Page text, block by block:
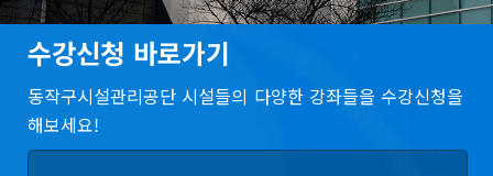
수강신청 바로가기
동작구시설관리공단 시설들의 다양한 강좌들을 수강신청을
해보세요!